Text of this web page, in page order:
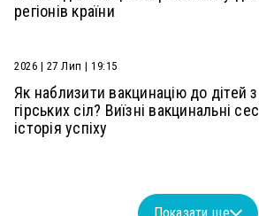
регіонів країни
2026 | 27 Лип | 19:15
Як наблизити вакцинацію до дітей
гірських сіл? Виїзні вакцинальні
історія успіху
Показати ще